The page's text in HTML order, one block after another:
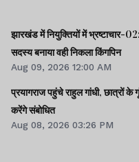
झारखंड में नियुक्तियों में भ्रष्टाचार-
सदस्य बनाया वही निकला किंगपिन
Aug 09, 2026 12:00 AM
प्रयागराज पहुंचे राहुल गांधी, छात्रों
करेंगे संबोधित
Aug 08, 2026 03:26 PM